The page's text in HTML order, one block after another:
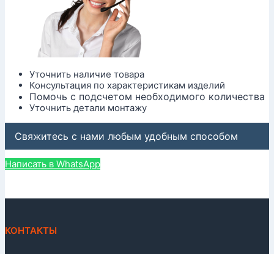
Уточнить наличие товара
Консультация по характеристикам изделий
Помочь с подсчетом необходимого количества
Уточнить детали монтажу
Свяжитесь с нами любым удобным способом
Написать в WhatsApp
КОНТАКТЫ